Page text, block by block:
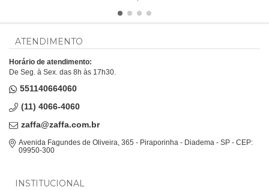
ATENDIMENTO
Horário de atendimento:
De Seg. à Sex. das 8h às 17h30.
551140664060
(11) 4066-4060
zaffa@zaffa.com.br
Avenida Fagundes de Oliveira, 365 - Piraporinha - Diadema - SP - CEP:
09950-300
INSTITUCIONAL